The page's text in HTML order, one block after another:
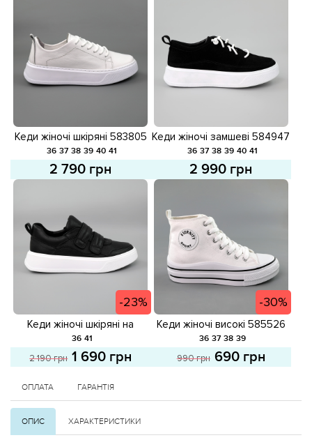
Кеди жіночі шкіряні 583805
Білі
36 37 38 39 40 41
2 790 грн
Кеди жіночі замшеві 584947
Чорні
36 37 38 39 40 41
2 990 грн
-23%
Кеди жіночі шкіряні на
липучках 585119 Чорні
розпродаж
36 41
2 190 грн 1 690 грн
-30%
Кеди жіночі високі 585526
Білі розпродаж
36 37 38 39
990 грн 690 грн
ОПЛАТА ГАРАНТІЯ
ОПИС ХАРАКТЕРИСТИКИ